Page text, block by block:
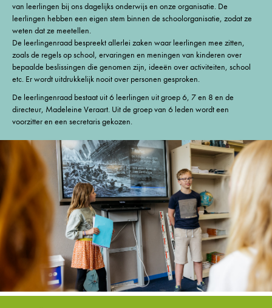
van leerlingen bij ons dagelijks onderwijs en onze organisatie. De
leerlingen hebben een eigen stem binnen de schoolorganisatie, zodat ze
weten dat ze meetellen.
De leerlingenraad bespreekt allerlei zaken waar leerlingen mee zitten,
zoals de regels op school, ervaringen en meningen van kinderen over
bepaalde beslissingen die genomen zijn, ideeën over activiteiten, school
etc. Er wordt uitdrukkelijk nooit over personen gesproken.
De leerlingenraad bestaat uit 6 leerlingen uit groep 6, 7 en 8 en de
directeur, Madeleine Veraart. Uit de groep van 6 leden wordt een
voorzitter en een secretaris gekozen.